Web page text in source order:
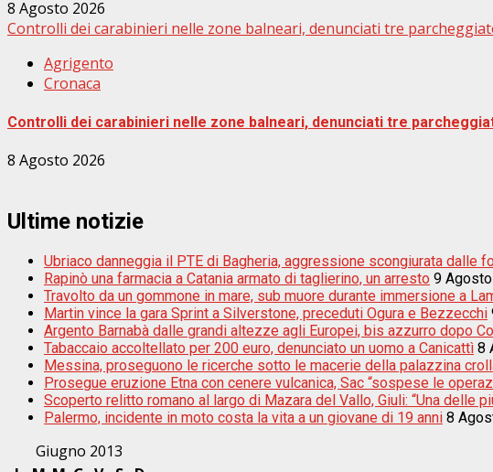
8 Agosto 2026
Controlli dei carabinieri nelle zone balneari, denunciati tre
Agrigento
Cronaca
Controlli dei carabinieri nelle zone balneari, denunciati tre
8 Agosto 2026
Ultime notizie
Ubriaco danneggia il PTE di Bagheria, aggressione scongiurata dalle
Rapinò una farmacia a Catania armato di taglierino, un arresto 9
Travolto da un gommone in mare, sub muore durante immersione a
Martin vince la gara Sprint a Silverstone, preceduti Ogura e Bezzecchi
Argento Barnabà dalle grandi altezze agli Europei, bis azzurro dopo
Tabaccaio accoltellato per 200 euro, denunciato un uomo a Canicattì 8
Messina, proseguono le ricerche sotto le macerie della palazzina
Prosegue eruzione Etna con cenere vulcanica, Sac “sospese le
Scoperto relitto romano al largo di Mazara del Vallo, Giuli: “Una delle
Palermo, incidente in moto costa la vita a un giovane di 19 anni 8
Giugno 2013